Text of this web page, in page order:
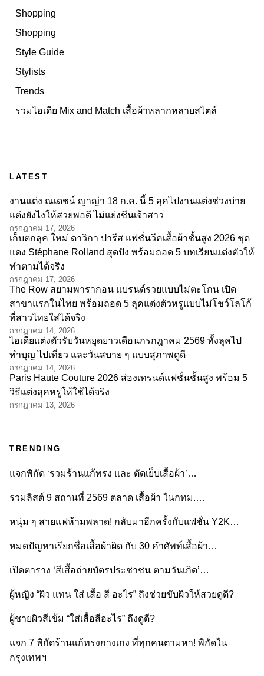
Shopping
Shopping
Style Guide
Stylists
Trends
รวมไอเดีย Mix and Match เสื้อผ้าหลากหลายสไตล์
LATEST
งานแต่ง ณเดชน์ ญาญ่า 18 ก.ค. นี้ 5 ลุคไปงานแต่งช่วงบ่าย
แต่งยังไงให้สวยพอดี ไม่แย่งซีนเจ้าสาว
กรกฎาคม 17, 2026
เก็บตกลุค ใหม่ ดาวิกา ปารีส แฟชั่นวีคเสื้อผ้าชั้นสูง 2026 ชุด
แดง Stéphane Rolland สุดปัง พร้อมถอด 5 บทเรียนแต่งตัวให้
ทำตามได้จริง
กรกฎาคม 17, 2026
The Row สยามพารากอน แบรนด์รวยแบบไม่ตะโกน เปิด
สาขาแรกในไทย พร้อมถอด 5 ลุคแต่งตัวหรูแบบไม่โชว์โลโก้
ที่สาวไทยใส่ได้จริง
กรกฎาคม 14, 2026
ไอเดียแต่งตัวรับวันหยุดยาวเดือนกรกฎาคม 2569 ทั้งลุคไป
ทำบุญ ไปเที่ยว และวันสบาย ๆ แบบสุภาพดูดี
กรกฎาคม 14, 2026
Paris Haute Couture 2026 ส่องเทรนด์แฟชั่นชั้นสูง พร้อม 5
วิธีแต่งลุคหรูให้ใช้ได้จริง
กรกฎาคม 13, 2026
TRENDING
แจกพิกัด ‘รวมร้านแก้ทรง และ ตัดเย็บเสื้อผ้า’…
รวมลิสต์ 9 สถานที่ 2569 ตลาด เสื้อผ้า ในกทม.…
หนุ่ม ๆ สายแฟห้ามพลาด! กลับมาอีกครั้งกับแฟชั่น Y2K…
หมดปัญหาเรียกชื่อเสื้อผ้าผิด กับ 30 คำศัพท์เสื้อผ้า…
เปิดตาราง ‘สีเสื้อถ่ายบัตรประชาชน ตามวันเกิด’…
ผู้หญิง “ผิว แทน ใส่ เสื้อ สี อะไร” ถึงช่วยขับผิวให้สวยดูดี?
ผู้ชายผิวสีเข้ม “ใส่เสื้อสีอะไร” ถึงดูดี?
แจก 7 พิกัดร้านแก้ทรงกางเกง ที่ทุกคนตามหา! พิกัดใน
กรุงเทพฯ